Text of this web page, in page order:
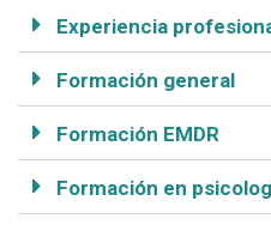
Experiencia
Formación general
Formación EMDR
Formación en